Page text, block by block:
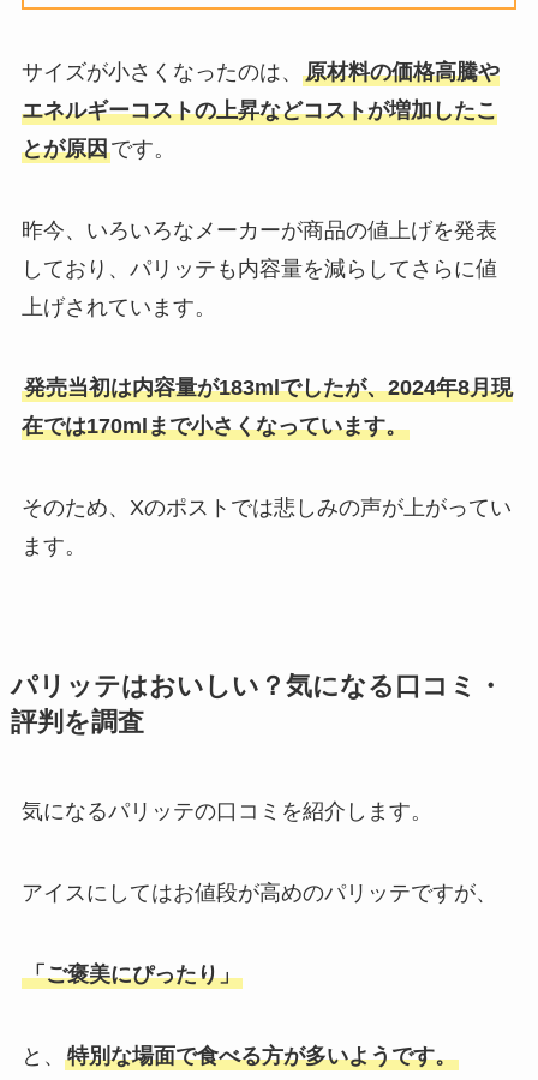
サイズが小さくなったのは、 原材料の価格高騰や
エネルギーコストの上昇などコストが増加したこ
とが原因です。
昨今、いろいろなメーカーが商品の値上げを発表
しており、パリッテも内容量を減らしてさらに値
上げされています。
発売当初は内容量が183mlでしたが、2024年8月現
在では170mlまで小さくなっています。
そのため、Xのポストでは悲しみの声が上がってい
ます。
パリッテはおいしい？気になる口コミ・
評判を調査
気になるパリッテの口コミを紹介します。
アイスにしてはお値段が高めのパリッテですが、
「ご褒美にぴったり」
と、 特別な場面で食べる方が多いようです。